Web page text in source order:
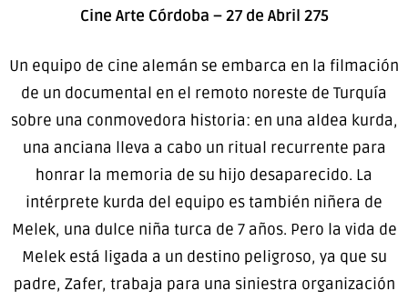
Cine Arte Córdoba – 27 de Abril 275
Un equipo de cine alemán se embarca en la filmación
de un documental en el remoto noreste de Turquía
sobre una conmovedora historia: en una aldea kurda,
una anciana lleva a cabo un ritual recurrente para
honrar la memoria de su hijo desaparecido. La
intérprete kurda del equipo es también niñera de
Melek, una dulce niña turca de 7 años. Pero la vida de
Melek está ligada a un destino peligroso, ya que su
padre, Zafer, trabaja para una siniestra organización